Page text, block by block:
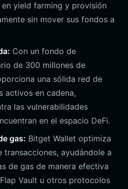
yield farming y provisión
sin mover sus fondos a
Con un fondo de
de 300 millones de
una sólida red de
activos en cadena,
las vulnerabilidades
en el espacio DeFi.
gas: Bitget Wallet optimiza
transacciones, ayudándole a
de gas de manera efectiva
Vault u otros protocolos